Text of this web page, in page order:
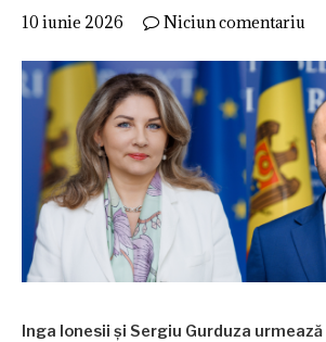
10 iunie 2026 Niciun comentariu
Inga Ionesii și Sergiu Gurduza